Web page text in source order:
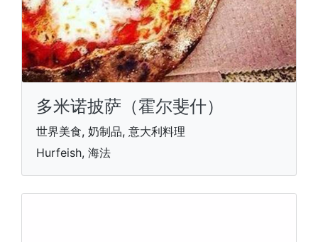
多米诺披萨（霍尔斐什）
世界美食, 奶制品, 意大利料理
Hurfeish, 海法